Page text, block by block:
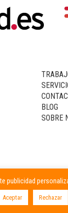
BLOG
SOBRE
Aceptar Rechazar